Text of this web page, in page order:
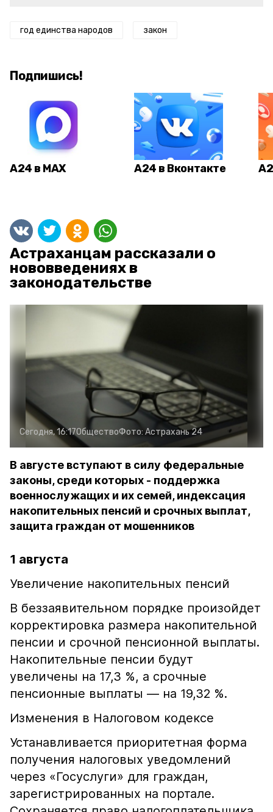
год единства народов закон
Подпишись!
А24 в MAX А24 в Вконтакте
Астраханцам рассказали о
нововведениях в
законодательстве
Сегодня, 16:17ОбществоФото: Астрахань 24
В августе вступают в силу федеральные
законы, среди которых - поддержка
военнослужащих и их семей, индексация
накопительных пенсий и срочных выплат,
защита граждан от мошенников
1 августа
Увеличение накопительных пенсий
В беззаявительном порядке произойдет
корректировка размера накопительной
пенсии и срочной пенсионной выплаты.
Накопительные пенсии будут
увеличены на 17,3 %, а срочные
пенсионные выплаты — на 19,32 %.
Изменения в Налоговом кодексе
Устанавливается приоритетная форма
получения налоговых уведомлений
через «Госуслуги» для граждан,
зарегистрированных на портале.